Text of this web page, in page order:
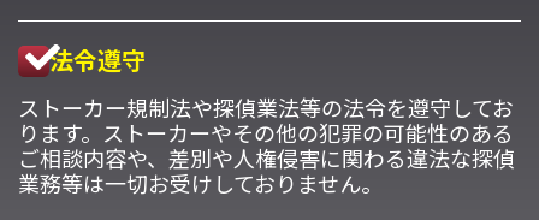
法令遵守
ストーカー規制法や探偵業法等の法令を遵守してお
ります。ストーカーやその他の犯罪の可能性のある
ご相談内容や、差別や人権侵害に関わる違法な探偵
業務等は一切お受けしておりません。